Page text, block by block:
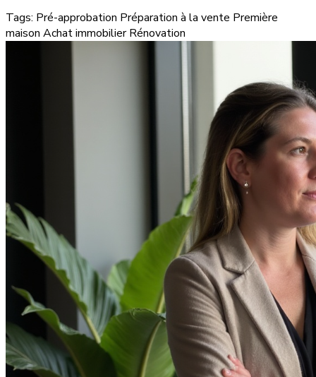
Tags: Pré-approbation Préparation à la vente Première
maison Achat immobilier Rénovation